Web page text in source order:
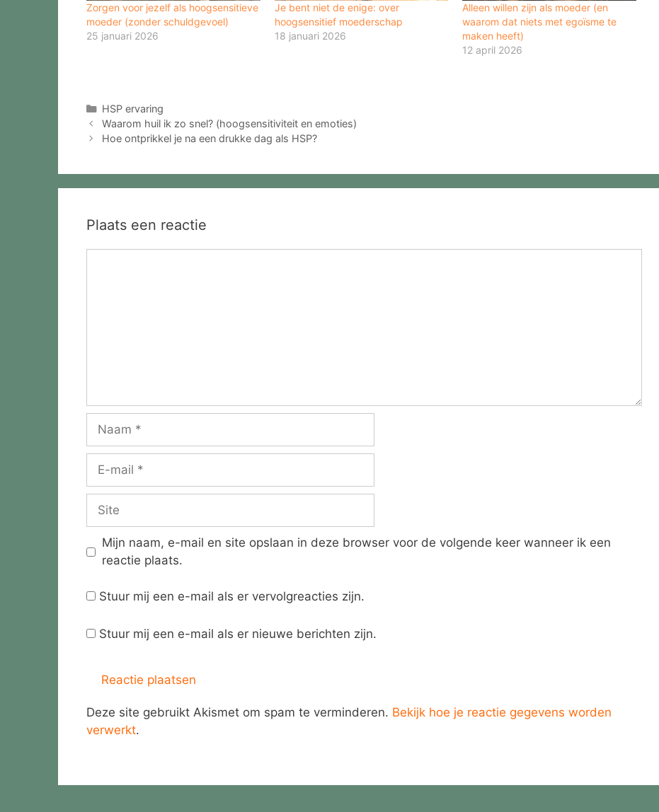
Zorgen voor jezelf als hoogsensitieve
moeder (zonder schuldgevoel)
25 januari 2026
Je bent niet de enige: over
hoogsensitief moederschap
18 januari 2026
Alleen willen zijn als moeder (en
waarom dat niets met egoïsme te
maken heeft)
12 april 2026
Categorieën
HSP ervaring
Waarom huil ik zo snel? (hoogsensitiviteit en emoties)
Hoe ontprikkel je na een drukke dag als HSP?
Plaats een reactie
Naam
Site
Mijn naam, e-mail en site opslaan in deze browser voor de volgende keer wanneer ik een
reactie plaats.
Stuur mij een e-mail als er vervolgreacties zijn.
Stuur mij een e-mail als er nieuwe berichten zijn.
Deze site gebruikt Akismet om spam te verminderen. Bekijk hoe je reactie gegevens worden
verwerkt.